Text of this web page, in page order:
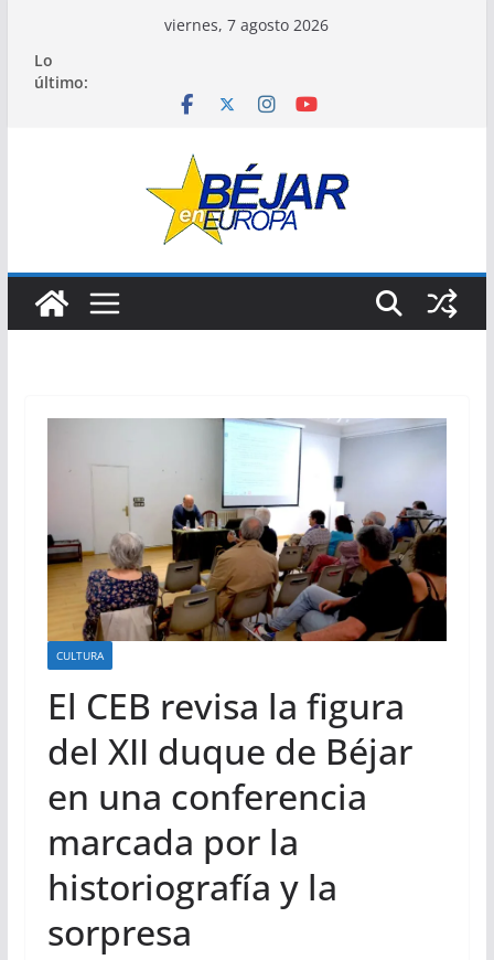
contenido
viernes, 7 agosto 2026
Lo
último:
CULTURA
El CEB revisa la figura
del XII duque de Béjar
en una conferencia
marcada por la
historiografía y la
sorpresa